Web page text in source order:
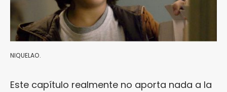
NIQUELAO.
Este capítulo realmente no aporta nada a la